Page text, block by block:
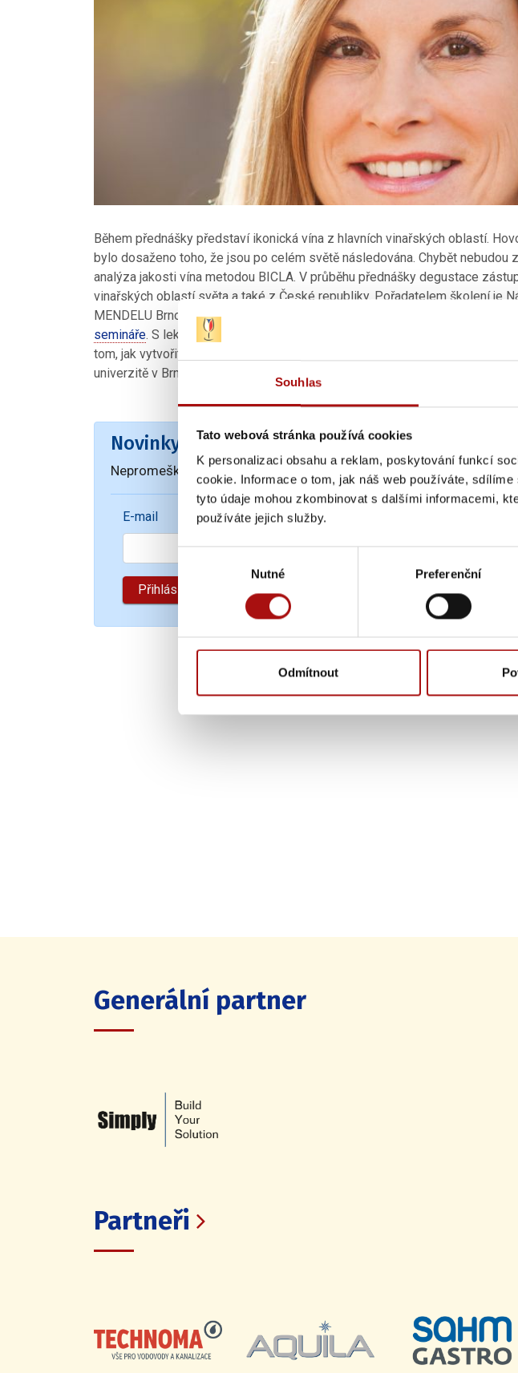
Souhlas
Tato webová stránka používá cookies
K personalizaci obsahu a reklam, poskytování funkcí
cookie. Informace o tom, jak náš web používáte,
tyto údaje mohou zkombinovat s dalšími informacemi,
používáte jejich služby.
souhlasu
Nutné Preferenční
Odmítnout
Během přednášky představí ikonická vína z hlavních vinařských oblastí.
bylo dosaženo toho, že jsou po celém světě následována. Chybět nebudou
analýza jakosti vína metodou BICLA. V průběhu přednášky degustace
vinařských oblastí světa a také z České republiky. Pořadatelem školení je
MENDELU Brno. Školení se koná
semináře. S lektorkou se dále můžete setkat
tom, jak vytvořit vinařský region světové třídy a povede degustaci
univerzitě v Brně na přednášce o strategii značek vinařství a vinařských
Novinky e-mailem
Nepromeškejte naše novinky a slevové akce! Přihlašte se k odběru
E-mail
Generální partner
Partneři